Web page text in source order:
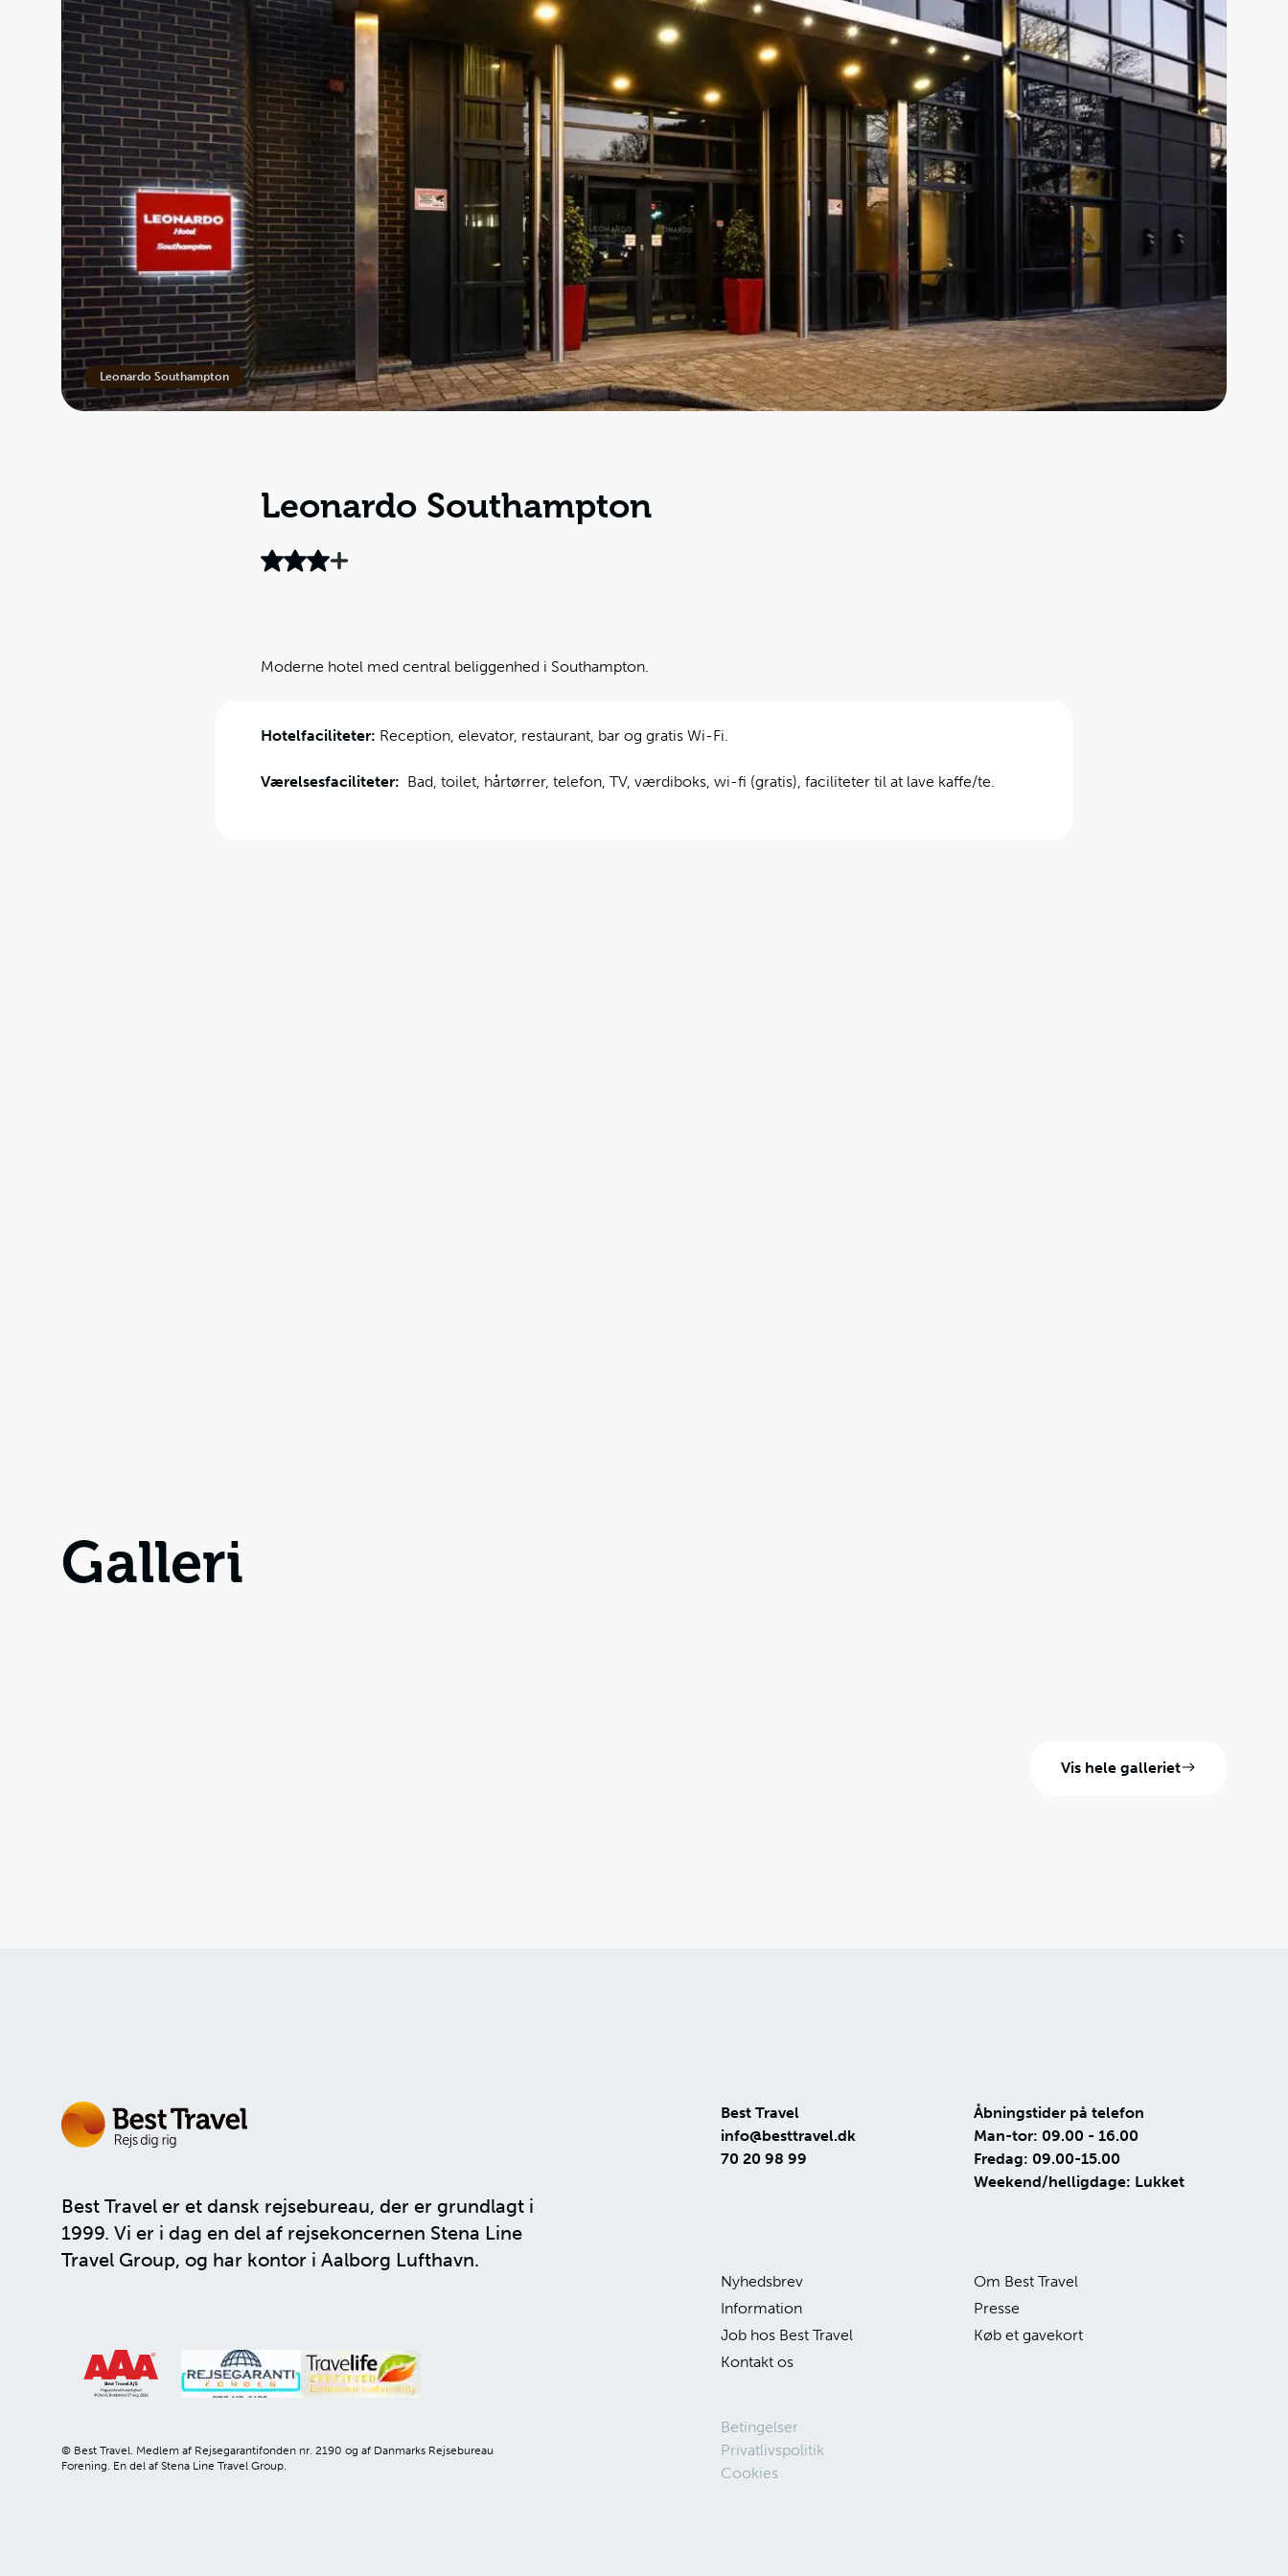
Leonardo Southampton
Leonardo Southampton
Moderne hotel med central beliggenhed i Southampton.
Hotelfaciliteter: Reception, elevator, restaurant, bar og gratis Wi-Fi.
Værelsesfaciliteter: Bad, toilet, hårtørrer, telefon, TV, værdiboks, wi-fi (gratis), faciliteter til at lave kaffe/te.
Galleri
Vis hele galleriet
Best Travel er et dansk rejsebureau, der er grundlagt i
1999. Vi er i dag en del af rejsekoncernen Stena Line
Travel Group, og har kontor i Aalborg Lufthavn.
© Best Travel. Medlem af Rejsegarantifonden nr. 2190 og af Danmarks Rejsebureau
Forening. En del af Stena Line Travel Group.
Best Travel
info@besttravel.dk
70 20 98 99
Åbningstider på telefon
Man-tor: 09.00 - 16.00
Fredag: 09.00-15.00
Weekend/helligdage: Lukket
Nyhedsbrev
Om Best Travel
Information
Presse
Job hos Best Travel
Køb et gavekort
Kontakt os
Betingelser
Privatlivspolitik
Cookies